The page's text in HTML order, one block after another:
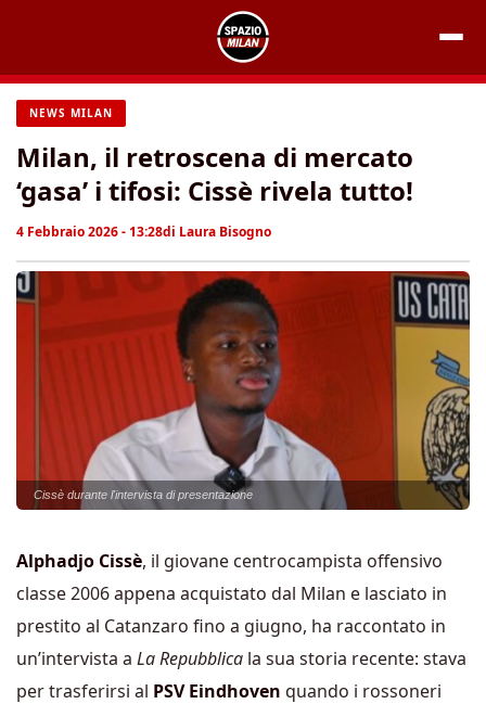
contenuto
NEWS MILAN
Milan, il retroscena di mercato
‘gasa’ i tifosi: Cissè rivela tutto!
4 Febbraio 2026 - 13:28di Laura Bisogno
Cissè durante l'intervista di presentazione
Alphadjo Cissè, il giovane centrocampista offensivo
classe 2006 appena acquistato dal Milan e lasciato in
prestito al Catanzaro fino a giugno, ha raccontato in
un’intervista a La Repubblica la sua storia recente: stava
per trasferirsi al PSV Eindhoven quando i rossoneri